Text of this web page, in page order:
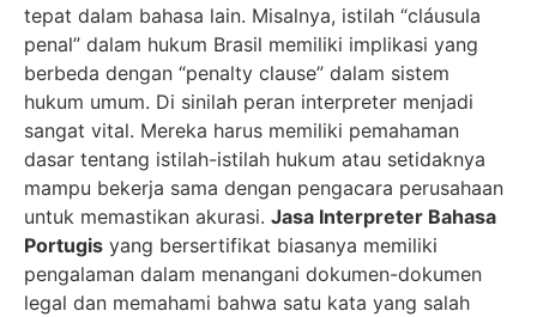
tepat dalam bahasa lain. Misalnya, istilah “cláusula
penal” dalam hukum Brasil memiliki implikasi yang
berbeda dengan “penalty clause” dalam sistem
hukum umum. Di sinilah peran interpreter menjadi
sangat vital. Mereka harus memiliki pemahaman
dasar tentang istilah-istilah hukum atau setidaknya
mampu bekerja sama dengan pengacara perusahaan
untuk memastikan akurasi. Jasa Interpreter Bahasa
Portugis yang bersertifikat biasanya memiliki
pengalaman dalam menangani dokumen-dokumen
legal dan memahami bahwa satu kata yang salah